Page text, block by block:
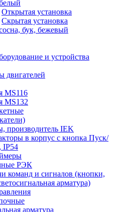
Открытая установка
Скрытая установка
бук, бежевый
и устройства
двигателей
MS116
MS132
производитель IEK
в корпус с кнопка Пуск/
IP54
РЭК
команд и сигналов (кнопки,
арматура)
арматура